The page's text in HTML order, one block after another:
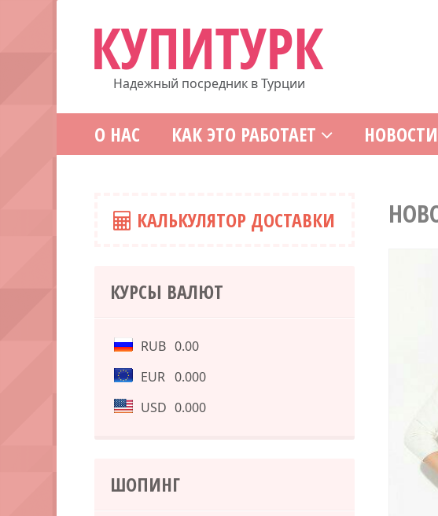
Надежный посредник в Турции
О НАС КАК ЭТО РАБОТАЕТ НОВОСТИ
КАЛЬКУЛЯТОР ДОСТАВКИ
КУРСЫ ВАЛЮТ
RUB 0.00
EUR 0.000
USD 0.000
ШОПИНГ